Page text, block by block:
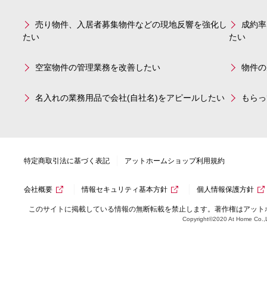
売り物件、入居者募集物件などの現地反響を強化し
たい
成約
たい
空室物件の管理業務を改善したい 物件
名入れの業務用品で会社(自社名)をアピールしたい もら
特定商取引法に基づく表記 アットホームショップ利用規約
会社概要 情報セキュリティ基本方針 個人情報保護方針
このサイトに掲載している情報の無断転載を禁止します。著作権はアッ
Copyright©2020 At Home